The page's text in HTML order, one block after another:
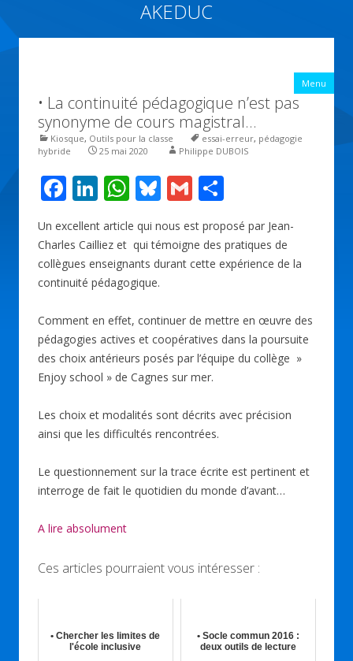
AKEDUC
Menu
• La continuité pédagogique n’est pas
synonyme de cours magistral…
Kiosque, Outils pour la classe essai-erreur, pédagogie
hybride
25 mai 2020 Philippe DUBOIS
F
ac
e
b
o
o
k
Li
k
e
dI
n
W
at
s
A
p
p
Bl
e
sk
G
m
ai
l
ar
ta
g
Un excellent article qui nous est proposé par Jean-
Charles Cailliez et qui témoigne des pratiques de
collègues enseignants durant cette expérience de la
continuité pédagogique.
Comment en effet, continuer de mettre en œuvre des
pédagogies actives et coopératives dans la poursuite
des choix antérieurs posés par l’équipe du collège »
Enjoy school » de Cagnes sur mer.
Les choix et modalités sont décrits avec précision
ainsi que les difficultés rencontrées.
Le questionnement sur la trace écrite est pertinent et
interroge de fait le quotidien du monde d’avant…
A lire absolument
Ces articles pourraient vous intéresser :
• Chercher les limites de
l'école inclusive
• Socle commun 2016 :
deux outils de lecture